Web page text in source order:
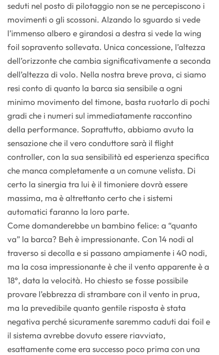
seduti nel posto di pilotaggio non se ne percepiscono i
movimenti o gli scossoni. Alzando lo sguardo si vede
l’immenso albero e girandosi a destra si vede la wing
foil sopravento sollevata. Unica concessione, l’altezza
dell’orizzonte che cambia significativamente a seconda
dell’altezza di volo. Nella nostra breve prova, ci siamo
resi conto di quanto la barca sia sensibile a ogni
minimo movimento del timone, basta ruotarlo di pochi
gradi che i numeri sul immediatamente raccontino
della performance. Soprattutto, abbiamo avuto la
sensazione che il vero conduttore sarà il flight
controller, con la sua sensibilità ed esperienza specifica
che manca completamente a un comune velista. Di
certo la sinergia tra lui è il timoniere dovrà essere
massima, ma è altrettanto certo che i sistemi
automatici faranno la loro parte.
Come domanderebbe un bambino felice: a “quanto
va” la barca? Beh è impressionante. Con 14 nodi al
traverso si decolla e si passano ampiamente i 40 nodi,
ma la cosa impressionante è che il vento apparente è a
18°, data la velocità. Ho chiesto se fosse possibile
provare l’ebbrezza di strambare con il vento in prua,
ma la prevedibile quanto gentile risposta è stata
negativa perché sicuramente saremmo caduti dai foil e
il sistema avrebbe dovuto essere riavviato,
esattamente come era successo poco prima con una